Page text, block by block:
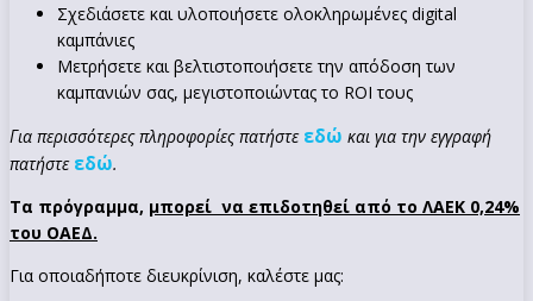
Σχεδιάσετε και υλοποιήσετε ολοκληρωμένες digital
καμπάνιες
Μετρήσετε και βελτιστοποιήσετε την απόδοση των
καμπανιών σας, μεγιστοποιώντας το ROI τους
Για περισσότερες πληροφορίες πατήστε εδώ και για την εγγραφή
πατήστε εδώ.
Τα πρόγραμμα, μπορεί να επιδοτηθεί από το ΛΑΕΚ 0,24%
του ΟΑΕΔ.
Για οποιαδήποτε διευκρίνιση, καλέστε μας: